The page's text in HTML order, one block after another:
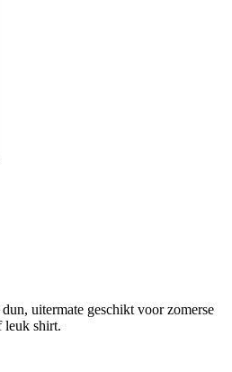
uitermate geschikt voor zomerse
leuk shirt.